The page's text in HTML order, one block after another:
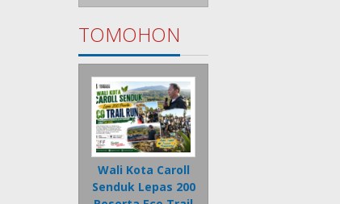
TOMOHON
Wali Kota Caroll
Senduk Lepas 200